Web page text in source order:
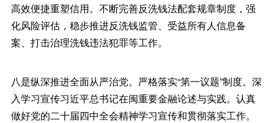
高效便捷重塑信用。不断完善反洗钱法配套规章制度，强
化风险评估，稳步推进反洗钱监管、受益所有人信息备
案、打击治理洗钱违法犯罪等工作。
八是纵深推进全面从严治党。严格落实“第一议题”制度。深
入学习宣传习近平总书记在闽重要金融论述与实践。认真
做好党的二十届四中全会精神学习宣传和贯彻落实工作。